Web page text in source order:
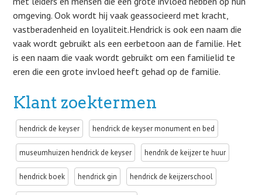
omgeving. Ook wordt hij vaak geassocieerd met kracht,
vastberadenheid en loyaliteit.Hendrick is ook een naam die
vaak wordt gebruikt als een eerbetoon aan de familie. Het
is een naam die vaak wordt gebruikt om een familielid te
eren die een grote invloed heeft gehad op de familie.
Klant zoektermen
hendrick de keyser hendrick de keyser monument en bed
museumhuizen hendrick de keyser hendrik de keijzer te huur
hendrick boek hendrick gin hendrick de keijzerschool